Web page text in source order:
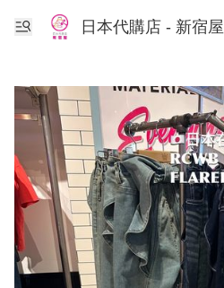
日本代購店 - 新宿屋